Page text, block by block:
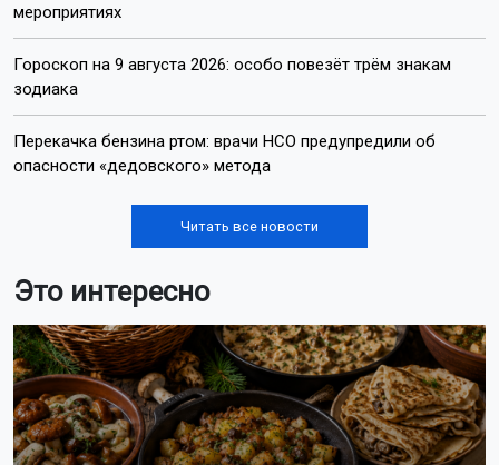
мероприятиях
Гороскоп на 9 августа 2026: особо повезёт трём знакам
зодиака
Перекачка бензина ртом: врачи НСО предупредили об
опасности «дедовского» метода
Читать все новости
Это интересно